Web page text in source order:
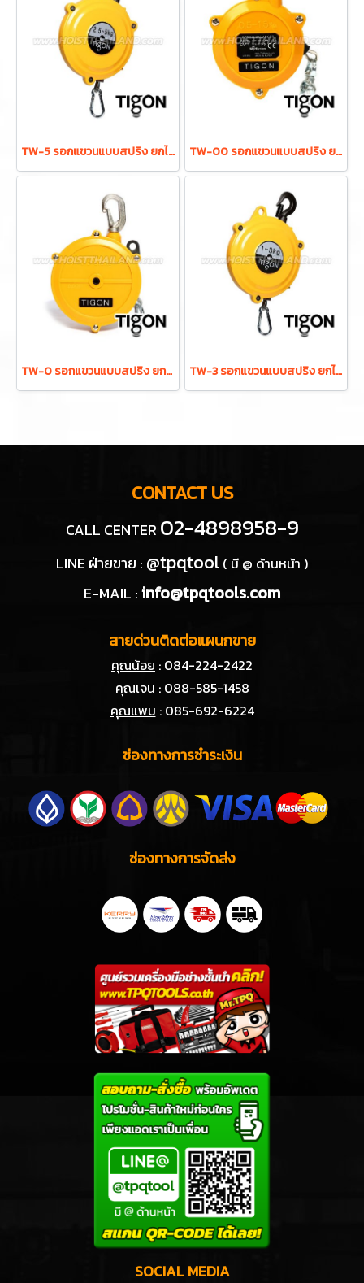
TW-5 รอกแขวนแบบสปริง ยกได้ 2.5-5.0 กก. ระยะยก 1.3 ม. "TIGON" มาตรฐานสากลจากประเทศเกาหลี TW-00 รอกแขวนแบบสปริง ยกได้ 0.5-1.5 กก. ระยะยก 0.5 ม. "TIGON" มาตรฐานสากลจากประเทศเกาหลี
TW-0 รอกแขวนแบบสปริง ยกได้ 0.5-1.5 กก. ระยะยก 1.0 ม. "TIGON" มาตรฐานสากลจากประเทศเกาหลี TW-3 รอกแขวนแบบสปริง ยกได้ 1.0-3.0 กก. ระยะยก 1.3 ม. "TIGON" มาตรฐานสากลจากประเทศเกาหลี
CONTACT US
CALL CENTER 02-4898958-9
LINE ฝ่ายขาย : @tpqtool ( มี @ ด้านหน้า )
E-MAIL :info@tpqtools.com
สายด่วนติดต่อแผนกขาย
คุณน้อย : 084-224-2422
คุณเจน : 088-585-1458
คุณแพม : 085-692-6224
ช่องทางการชำระเงิน
ช่องทางการจัดส่ง
SOCIAL MEDIA